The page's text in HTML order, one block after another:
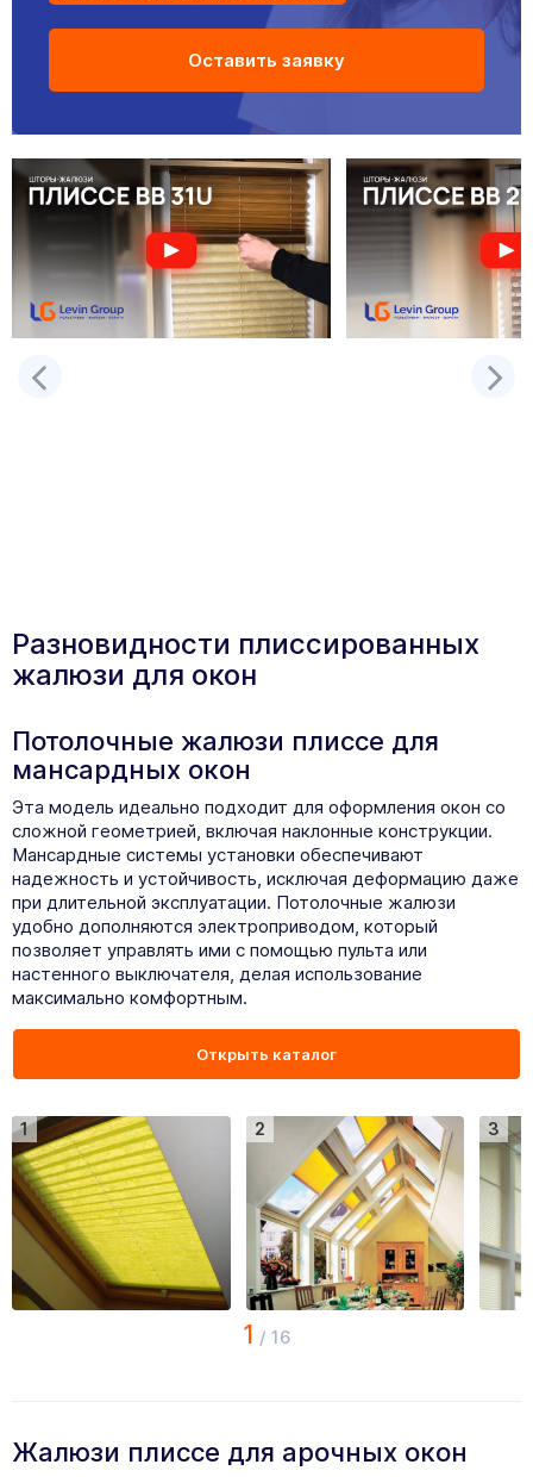
Разновидности плиссированных
жалюзи для окон
Потолочные жалюзи плиссе для
мансардных окон
Эта модель идеально подходит для оформления окон со
сложной геометрией, включая наклонные конструкции.
Мансардные системы установки обеспечивают
надежность и устойчивость, исключая деформацию даже
при длительной эксплуатации. Потолочные жалюзи
удобно дополняются электроприводом, который
позволяет управлять ими с помощью пульта или
настенного выключателя, делая использование
максимально комфортным.
Открыть каталог
1 2 3
1 / 16
Жалюзи плиссе для арочных окон